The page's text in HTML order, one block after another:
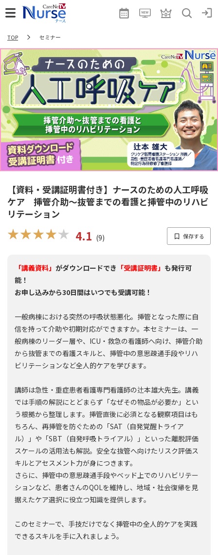
TOP セミナー
【資料・受講証明書付き】ナースのための人工呼吸
ケア 挿管介助～抜管までの看護と挿管中のリハビ
リテーション
★★★★★
★★★★★ 4.1 (9)
「講義資料」 がダウンロードでき 「受講証明書」 も発行可
能！
お申し込みから30日間はいつでも受講可能！
一般病棟における突然の呼吸状態悪化。挿管となった際に自
信を持って介助や初期対応ができますか。本セミナーは、一
般病棟のリーダー層や、ICU・救急の看護師へ向け、挿管介助
から抜管までの看護スキルと、挿管中の意思疎通手段やリハ
ビリテーションなど全人的ケアを学びます。
講師は急性・重症患者看護専門看護師の辻本雄大先生。講義
では手順の解説にとどまらず「なぜその物品が必要か」とい
う根拠から整理します。挿管直後に必須となる観察項目はも
ちろん、再挿管を防ぐための「SAT（自発覚醒トライア
ル）」や「SBT（自発呼吸トライアル）」といった離脱評価
スケールの活用法も解説。安全な抜管へ向けたリスク評価ス
キルとアセスメント力が身につきます。
さらに、挿管中の意思疎通手段やベッド上でのリハビリテー
ションなど、患者さんのQOLを維持し、地域・社会復帰を見
据えたケア選択に役立つ知識を提供します。
このセミナーで、手技だけでなく挿管中の全人的ケアを実践
できるスキルを手に入れましょう。